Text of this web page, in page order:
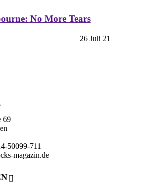
No More Tears
26 Juli 21
69
50099-711
magazin.de